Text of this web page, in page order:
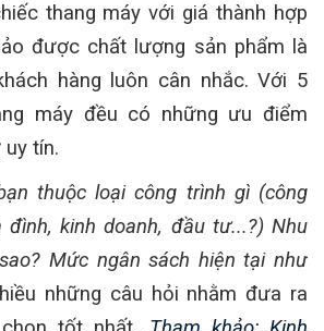
thang máy với giá thành hợp
được chất lượng sản phẩm là
hàng luôn cân nhắc. Với 5
máy đều có những ưu điểm
tín.
thuộc loại công trình gì (công
đình, kinh doanh, đầu tư...?) Nhu
Mức ngân sách hiện tại như
những câu hỏi nhằm đưa ra